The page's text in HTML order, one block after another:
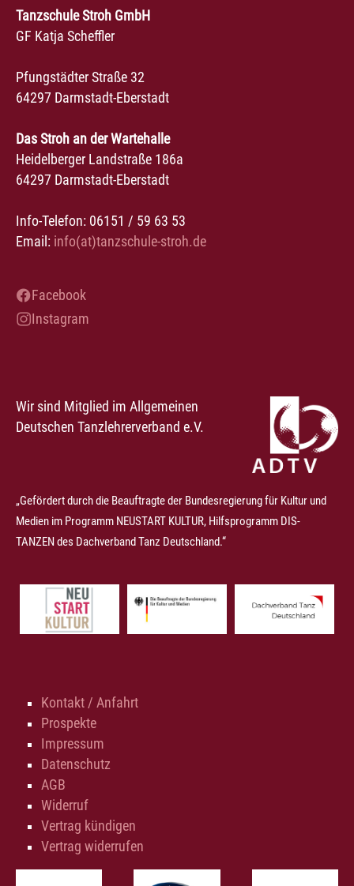
Tanzschule Stroh GmbH
GF Katja Scheffler
Pfungstädter Straße 32
64297 Darmstadt-Eberstadt
Das Stroh an der Wartehalle
Heidelberger Landstraße 186a
64297 Darmstadt-Eberstadt
Info-Telefon: 06151 / 59 63 53
Email: info(at)tanzschule-stroh.de
Facebook
Instagram
Wir sind Mitglied im Allgemeinen
Deutschen Tanzlehrerverband e.V.
„Gefördert durch die Beauftragte der Bundesregierung für Kultur und
Medien im Programm NEUSTART KULTUR, Hilfsprogramm DIS-
TANZEN des Dachverband Tanz Deutschland.“
Kontakt / Anfahrt
Prospekte
Impressum
Datenschutz
AGB
Widerruf
Vertrag kündigen
Vertrag widerrufen